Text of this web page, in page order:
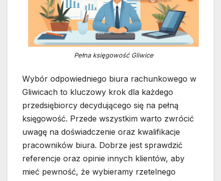
Pełna księgowość Gliwice
Wybór odpowiedniego biura rachunkowego w
Gliwicach to kluczowy krok dla każdego
przedsiębiorcy decydującego się na pełną
księgowość. Przede wszystkim warto zwrócić
uwagę na doświadczenie oraz kwalifikacje
pracowników biura. Dobrze jest sprawdzić
referencje oraz opinie innych klientów, aby
mieć pewność, że wybieramy rzetelnego